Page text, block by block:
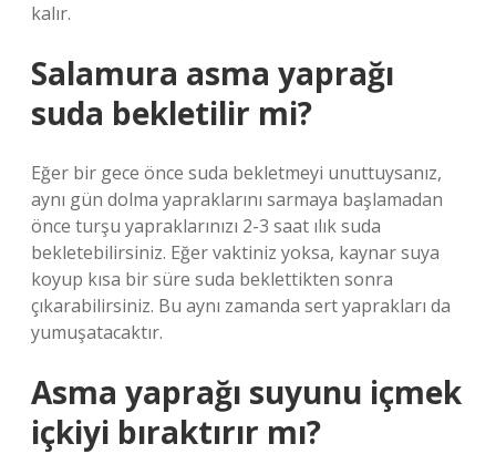
kalır.
Salamura asma yaprağı
suda bekletilir mi?
Eğer bir gece önce suda bekletmeyi unuttuysanız,
aynı gün dolma yapraklarını sarmaya başlamadan
önce turşu yapraklarınızı 2-3 saat ılık suda
bekletebilirsiniz. Eğer vaktiniz yoksa, kaynar suya
koyup kısa bir süre suda beklettikten sonra
çıkarabilirsiniz. Bu aynı zamanda sert yaprakları da
yumuşatacaktır.
Asma yaprağı suyunu içmek
içkiyi bıraktırır mı?